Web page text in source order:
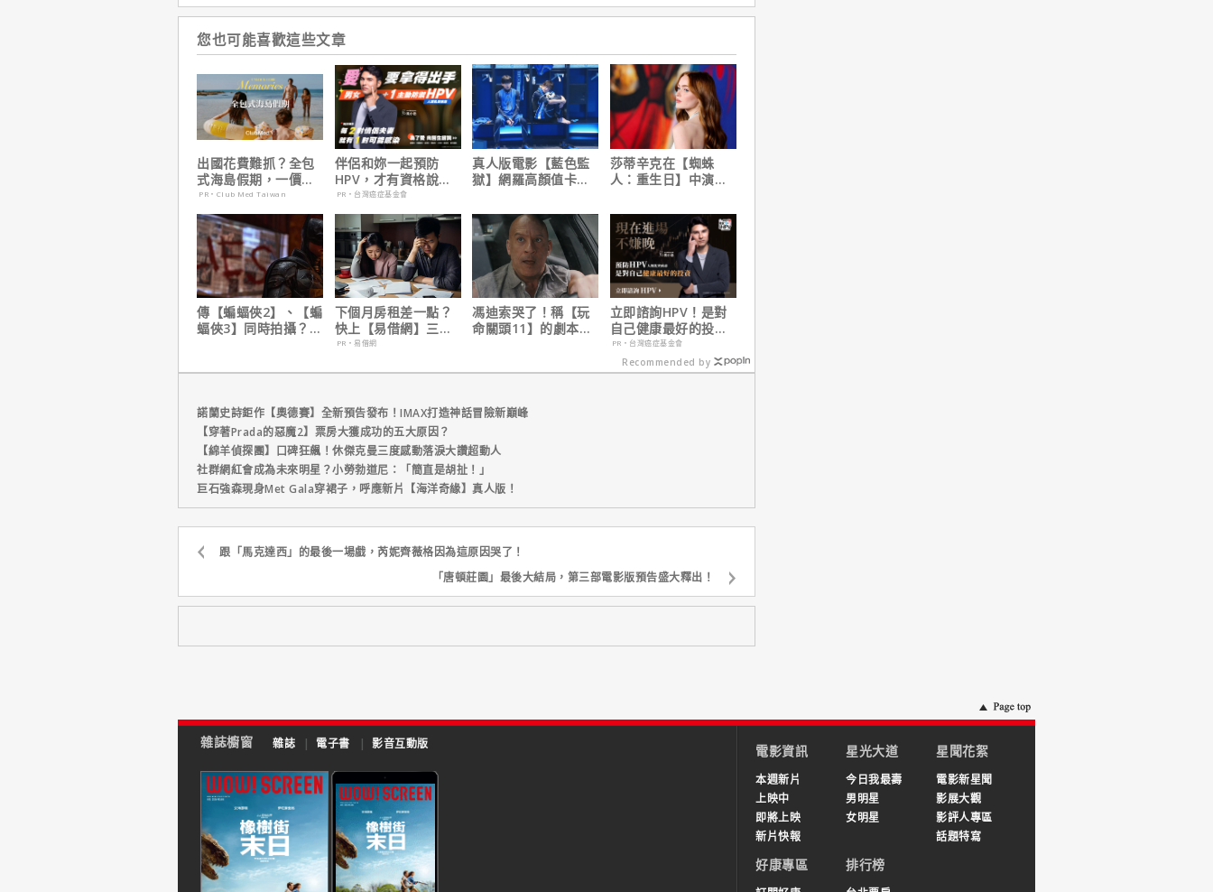
您也可能喜歡這些文章
出國花費難抓？全包
式海島假期，一價搞
定食宿玩樂，省錢更
省心！
PR・Club Med Taiwan
伴侶和妳一起預防
HPV，才有資格說愛
妳！
PR・台灣癌症基金會
真人版電影【藍色監
獄】網羅高顏值卡司
莎蒂辛克在【蜘蛛
人：重生日】中演的
下伏筆？
傳【蝙蝠俠2】、【蝙
蝠俠3】同時拍攝？詹
下個月房租差一點？
快上【易借網】三分
鐘解決燃眉之急
PR・易借網
馮迪索哭了！稱【玩
命關頭11】的劇本是
立即諮詢HPV！是對
自己健康最好的投
資，把握現在不嫌
晚！
PR・台灣癌症基金會
Recommended by
諾蘭史詩鉅作【奧德賽】全新預告發布！IMAX打造神話冒險新巔峰
【穿著Prada的惡魔2】票房大獲成功的五大原因？
【綿羊偵探團】口碑狂飆！休傑克曼三度感動落淚大讚超動人
社群網紅會成為未來明星？小勞勃道尼：「簡直是胡扯！」
巨石強森現身Met Gala穿裙子，呼應新片【海洋奇緣】真人版！
跟「馬克達西」的最後一場戲，芮妮齊薇格因為這原因哭了！
「唐頓莊園」最後大結局，第三部電影版預告盛大釋出！
雜誌櫥窗 雜誌 | 電子書 | 影音互動版 電影資訊
本週新片
上映中
即將上映
新片快報
星光大道
今日我最壽
男明星
女明星
星聞花絮
電影新星聞
影展大觀
影評人專區
話題特寫
好康專區 排行榜